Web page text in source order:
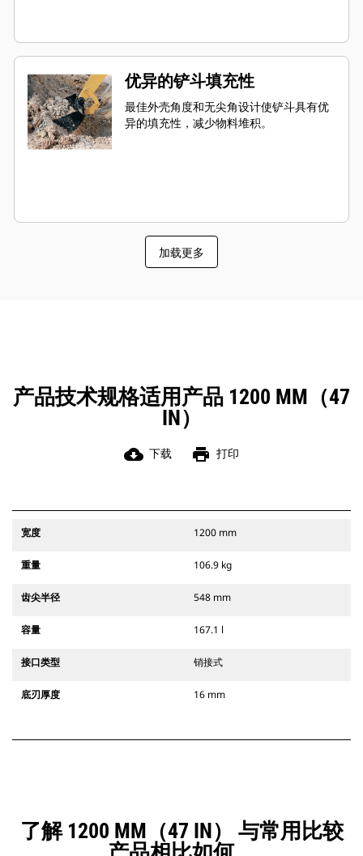
优异的铲斗填充性
最佳外壳角度和无尖角设计使铲斗具有优
异的填充性，减少物料堆积。
加载更多
产品技术规格适用产品 1200 MM（47
IN）
cloud_download 下载 print 打印
宽度 1200 mm
重量 106.9 kg
齿尖半径 548 mm
容量 167.1 l
接口类型 销接式
底刃厚度 16 mm
了解 1200 MM（47 IN） 与常用比较